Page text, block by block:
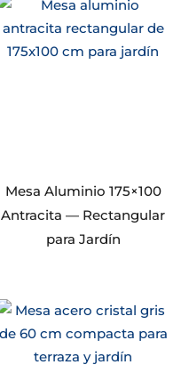
Mesa Aluminio 175×100
Antracita — Rectangular
para Jardín